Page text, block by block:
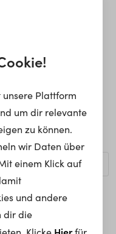
nicht
gefunden werden.
Begriff suchen?
unsere Plattform
um dir relevante
zu können.
wir Daten über
einem Klick auf
und andere
dir die
Hier